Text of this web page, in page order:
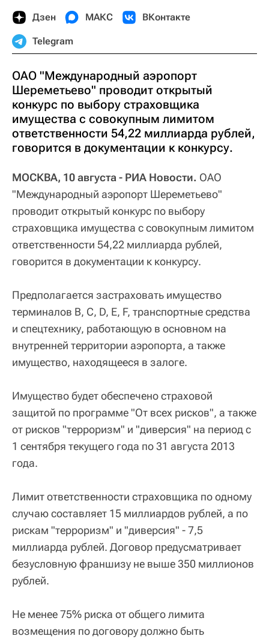
Дзен МАКС ВКонтакте
Telegram
ОАО "Международный аэропорт
Шереметьево" проводит открытый
конкурс по выбору страховщика
имущества с совокупным лимитом
ответственности 54,22 миллиарда рублей,
говорится в документации к конкурсу.
МОСКВА, 10 августа - РИА Новости. ОАО
"Международный аэропорт Шереметьево"
проводит открытый конкурс по выбору
страховщика имущества с совокупным лимитом
ответственности 54,22 миллиарда рублей,
говорится в документации к конкурсу.
Предполагается застраховать имущество
терминалов B, C, D, E, F, транспортные средства
и спецтехнику, работающую в основном на
внутренней территории аэропорта, а также
имущество, находящееся в залоге.
Имущество будет обеспечено страховой
защитой по программе "От всех рисков", а также
от рисков "терроризм" и "диверсия" на период с
1 сентября текущего года по 31 августа 2013
года.
Лимит ответственности страховщика по одному
случаю составляет 15 миллиардов рублей, а по
рискам "терроризм" и "диверсия" - 7,5
миллиарда рублей. Договор предусматривает
безусловную франшизу не выше 350 миллионов
рублей.
Не менее 75% риска от общего лимита
возмещения по договору должно быть